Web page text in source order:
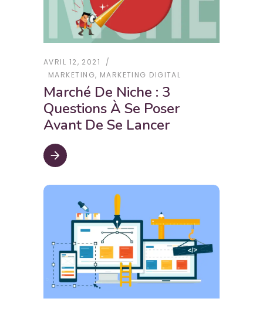
AVRIL 12, 2021
MARKETING, MARKETING DIGITAL
Marché De Niche : 3
Questions À Se Poser
Avant De Se Lancer
arrow_forward